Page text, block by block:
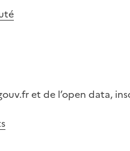
et de l’open data,